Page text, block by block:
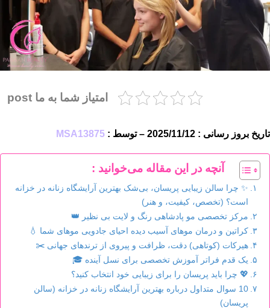
امتیاز شما به ما post
تاریخ بروز رسانی : 2025/11/12 – توسط : MSA13875
آنچه در این مقاله می‌خوانید :
✨ چرا سالن زیبایی پریسان، بی‌شک بهترین آرایشگاه زنانه در خزانه
است؟ (تخصص، کیفیت، و هنر)
مرکز تخصصی مو پادشاهی رنگ و لایت بی نظیر 👑
کراتین و درمان موهای آسیب دیده احیای جادویی موهای شما 💧
هیرکات (کوتاهی) دقت، ظرافت و پیروی از ترندهای جهانی ✂️
یک قدم فراتر آموزش تخصصی برای نسل آینده 🎓
💖 چرا باید پریسان را برای زیبایی خود انتخاب کنید؟
10 سوال متداول درباره بهترین آرایشگاه زنانه در خزانه (سالن
پریسان)